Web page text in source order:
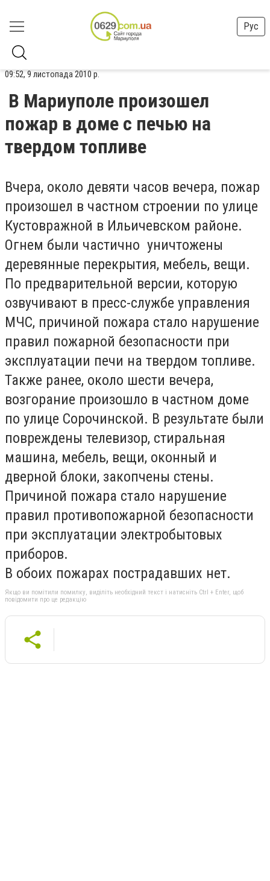
Рус
09:52, 9 листопада 2010 р.
В Мариуполе произошел
пожар в доме с печью на
твердом топливе
Вчера, около девяти часов вечера, пожар
произошел в частном строении по улице
Кустовражной в Ильичевском районе.
Огнем были частично уничтожены
деревянные перекрытия, мебель, вещи.
По предварительной версии, которую
озвучивают в пресс-службе управления
МЧС, причиной пожара стало нарушение
правил пожарной безопасности при
эксплуатации печи на твердом топливе.
Также ранее, около шести вечера,
возгорание произошло в частном доме
по улице Сорочинской. В результате были
повреждены телевизор, стиральная
машина, мебель, вещи, оконный и
дверной блоки, закопчены стены.
Причиной пожара стало нарушение
правил противопожарной безопасности
при эксплуатации электробытовых
приборов.
В обоих пожарах пострадавших нет.
Якщо ви помітили помилку, виділіть необхідний текст і натисніть Ctrl + Enter, щоб
повідомити про це редакцію